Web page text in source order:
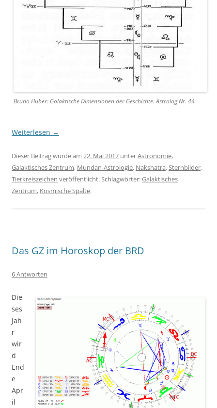
Bruno Huber: Galaktische Dimensionen der Geschichte. Astrolog Nr. 44
Weiterlesen →
Dieser Beitrag wurde am 22. Mai 2017 unterAstronomie,
Galaktisches Zentrum, Mundan-Astrologie, Nakshatra, Sternbilder,
Tierkreiszeichen veröffentlicht. Schlagwörter:Galaktisches
Zentrum, Kosmische Spalte.
Das GZ im Horoskop der BRD
6 Antworten
Die
ses
Jah
r
wir
d
End
e
Apr
il